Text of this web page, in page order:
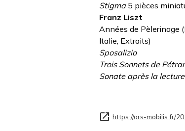
Stigma5 pièces
Franz Liszt
Années de Pèlerinage
Italie, Extraits)
Sposalizio
Trois Sonnets de
Sonate après la
https://ars-mobilis.fr/